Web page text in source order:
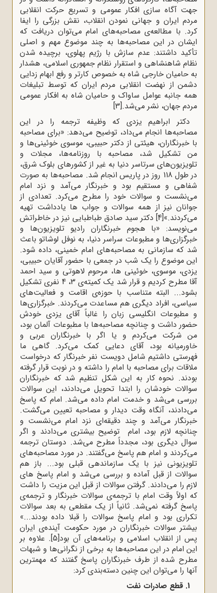
جهت آگاه‌ سازی افکار عمومی و تسریع حرکت انقلابی
مردم ایران و جهانی نمودن انقلاب، نقش بزرگی را ایفا
کرد. با مطالعه‌ی مصاحبه‌های امام می‌توان دریافت که
ایشان در این مصاحبه‌ها به چند موضوع مهم و اصلی
تأکید داشتند: عدم سازش با رژیم پهلوی، برچیده شدن
نظام شاهنشاهی و استقرار نظام جمهوری اسلامی، هشدار
به حامیان خارجی شاه به خصوص کارتر و رفع ابهام زدایی
دشمن از نهضت انقلابی مردم ایران که توسط تبلیغات
همه جانبه عوامل ساواک و حامیان شاه به افکار عمومی
مردم جهان، نشر می‌شد.[3]
دکتر ابراهیم یزدی که وظیفه ترجمه را در این
مصاحبه‌ها انجام می‌داد، توضیح می‌دهد: «برای مصاحبه
با خبرنگاران، هیئتی از دکتر حبیبی، موسوی خوئینی‌ها و
من تشکیل شد، مصاحبه با روزنامه‌ها، مجلات و
تلویزیون‌های سرتاسر دنیا به غیر از کشورهای بلوک شرق،
در طول 118 روز در پاریس انجام شد. مصاحبه‌ها به صورت
شفاهی و مستقیم بود و خبرنگار می‌آمد و نزد امام
می‌نشست و سوالات خود را مطرح می‌کرد. تعدادی از
جوانان نیز از همه سوالات و جواب ها یادداشت تهیه
می‌کردند.»[4] دکتر سید صادق طباطبایی نیز در خاطراتش
می‌نویسد: «با هجوم خبرنگاران رادیو تلویزیون‌ها و
خبرگزاری‌ها و مطبوعات سراسر دنیا، به نوفل لوشاتو باعث
شد که سازمانی به مصاحبه‌های امام خمینی، داده شود.
این موضوع را یک شب در جمعی با حضور آقایان حبیبی،
یزدی، موسوی، خوئینی ها، مرحوم لاهوتی و سید احمد
آقا مطرح کردیم و قرار شد یک کمیته‌ی 3، 4 نفری تشکیل
بشود... البته متناسب با حوزه‌ی اقامت و فعالیت‌های
سیاسی، افراد دیگری هم مساعدت می‌کردند. خبرگزاری‌ها
و مطبوعات انگلیسی زبان را غالباً آقای یزدی خودش
حضور داشت و چنانچه مصاحبه‌ها با مطبوعات آلمان بود،
من شرکت می‌کردم و یا اگر با خبرنگاران عربی و
خاورمیانه بود، آقای دعایی کمک می‌کرد. گاهی ما
فهرستی داشتیم شامل دویست نفر خبرنگار که درخواست
ملاقات برای مصاحبه با امام را داشته و در نوبت قرار گرفته
بودند. نحوه کار به این شکل تنظیم شد که خبرنگاران
سوالات خودشان را ابتدا تحویل می‌دادند، این سوالات
بررسی می‌شد و خدمت امام داده می‌شد. امام که پاسخ
می‌دادند، آنگاه وقت دیدار و مصاحبه تعیین می‌گشت.
خبرنگار می‌آمد و چند دقیقه‌ای نزد امام می‌نشست و
چنانچه لازم بود، امام توضیح بیشتری می‌دادند و اگر
سوال دیگری بود، مجدداً مطرح می‌شد. دوستان ترجمه
می‌کردند و امام هم پاسخ می‌گفتند. در مورد مصاحبه‌های
تلویزیونی نیز با یک سازماندهی قبلی بود... باز هم
سوالات از قبل آماده و بررسی می‌شد و امام پاسخ های
لازم را می‌دادند. گرفتن سوالات از قبل این مزیت را داشت
که اولاً وقت امام با ترجمه‌ی سوالات خبرنگار و ترجمه‌ی
پاسخ گرفته نمی‌شد. ثانیاً از یک مقطعی به بعد سوالات
تکراری بود و امام پاسخ سوالات را قبلا داده بودند...»
بیشتر سوالات خبرنگاران در مورد حکومت آینده‌ی ایران
پس از انقلاب اسلامی و برنامه‌های آن بود[5]. علاوه بر
این امام در این مصاحبه‌ها به برخی از نگرانی‌ها و شبهات
مطرح شده از طرف خبرنگاران پاسخ گفتند که مهمترین
آنها را می‌توان این چنین دسته‌بندی کرد:
1. قطع صادرات نفت